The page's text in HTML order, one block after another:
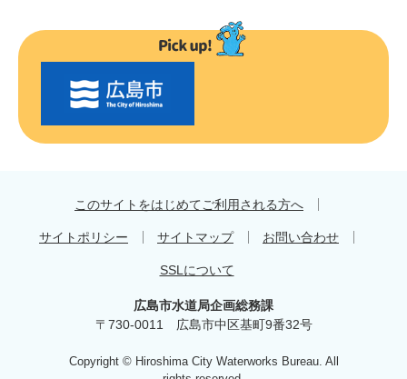
このサイトをはじめてご利用される方へ
サイトポリシー サイトマップ お問い合わせ
SSLについて
広島市水道局企画総務課
〒730-0011 広島市中区基町9番32号
Copyright © Hiroshima City Waterworks Bureau. All